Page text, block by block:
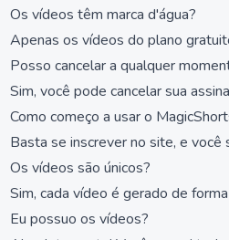
Os vídeos têm marca d'água?
Apenas os vídeos do plano
Posso cancelar a qualquer
Sim, você pode cancelar sua
Como começo a usar o
Basta se inscrever no site, e você
Os vídeos são únicos?
Sim, cada vídeo é gerado de
Eu possuo os vídeos?